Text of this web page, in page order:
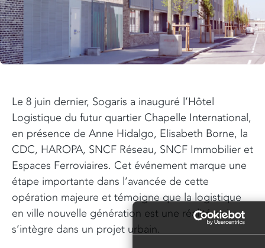
Le 8 juin dernier, Sogaris a inauguré l’Hôtel
Logistique du futur quartier Chapelle International,
en présence de Anne Hidalgo, Elisabeth Borne, la
CDC, HAROPA, SNCF Réseau, SNCF Immobilier et
Espaces Ferroviaires. Cet événement marque une
étape importante dans l’avancée de cette
opération majeure et témoigne que la logistique
en ville nouvelle génération est une réalité qui
s’intègre dans un projet urbain.